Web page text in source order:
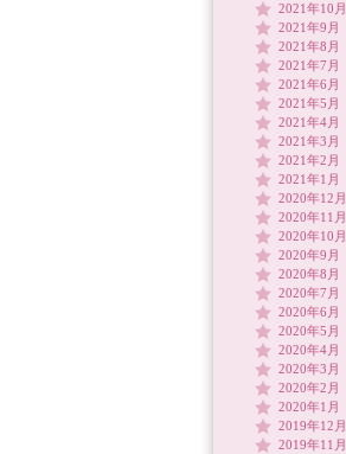
2021年10月
2021年9月
2021年8月
2021年7月
2021年6月
2021年5月
2021年4月
2021年3月
2021年2月
2021年1月
2020年12月
2020年11月
2020年10月
2020年9月
2020年8月
2020年7月
2020年6月
2020年5月
2020年4月
2020年3月
2020年2月
2020年1月
2019年12月
2019年11月